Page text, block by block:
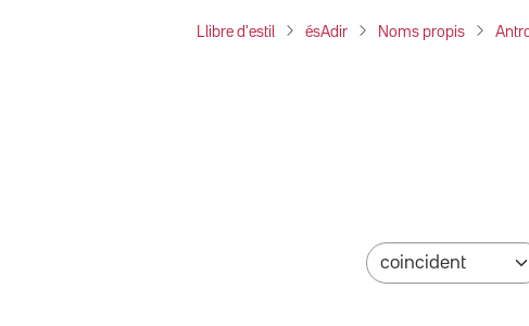
Llibre d'estil ésAdir Noms propis